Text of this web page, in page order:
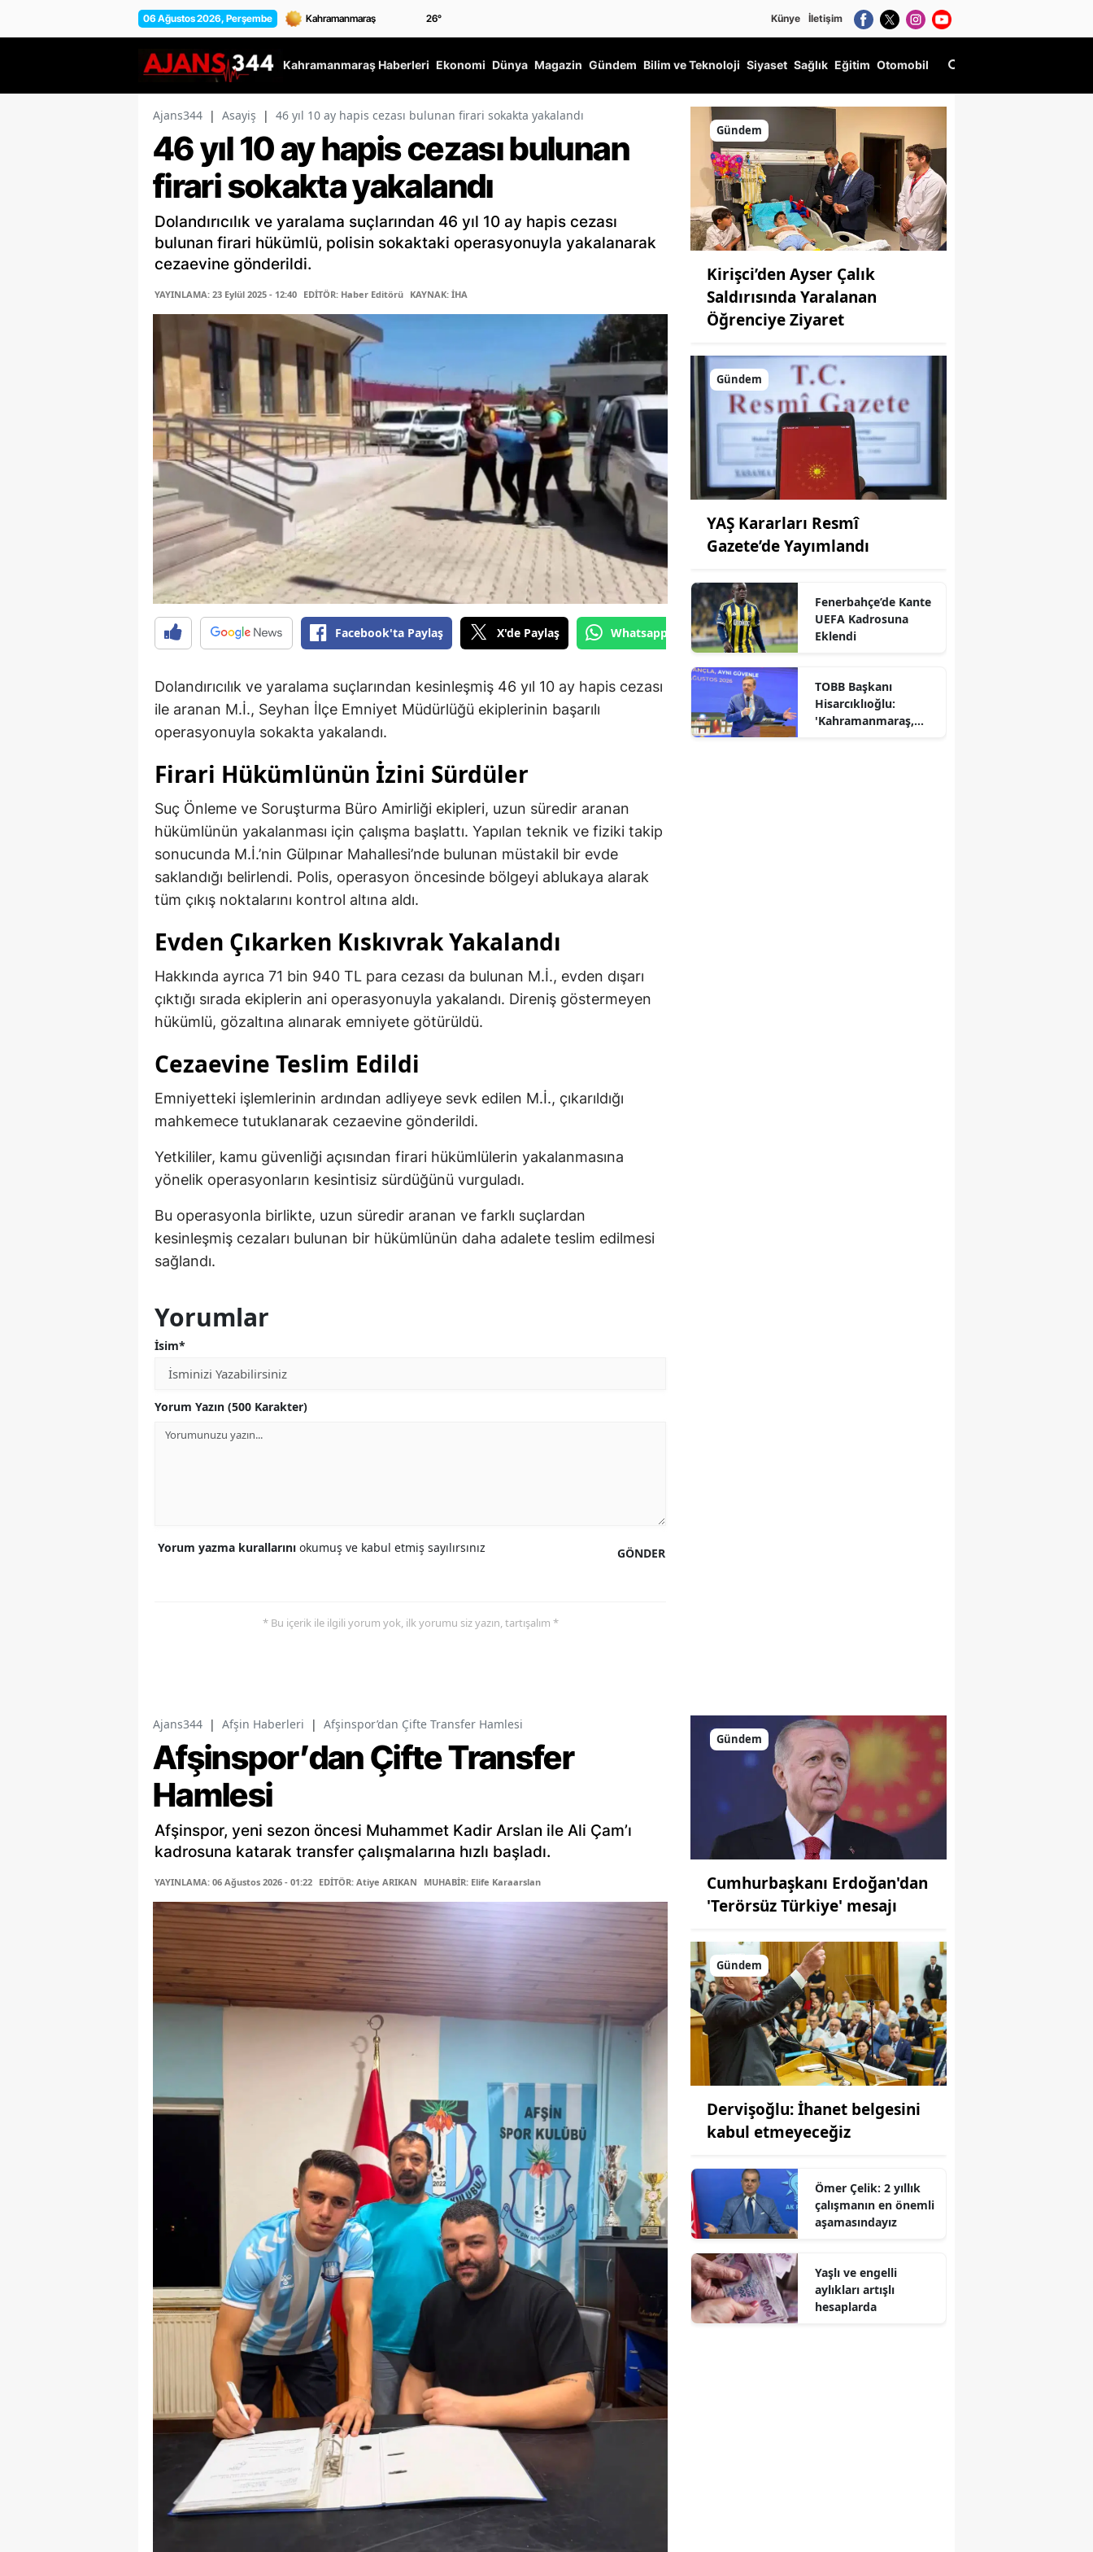
06 Ağustos 2026, Perşembe 26° Künye İletişim
Kahramanmaraş Haberleri Ekonomi Dünya Magazin Gündem Bilim ve Teknoloji Siyaset Sağlık Eğitim Otomobil
Ajans344 | Asayiş | 46 yıl 10 ay hapis cezası bulunan firari sokakta yakalandı
46 yıl 10 ay hapis cezası bulunan
firari sokakta yakalandı
Dolandırıcılık ve yaralama suçlarından 46 yıl 10 ay hapis cezası
bulunan firari hükümlü, polisin sokaktaki operasyonuyla yakalanarak
cezaevine gönderildi.
YAYINLAMA: 23 Eylül 2025 - 12:40 EDİTÖR: Haber Editörü KAYNAK: İHA
Facebook'ta Paylaş X'de Paylaş Whatsapp'tan Gönder
Dolandırıcılık ve yaralama suçlarından kesinleşmiş 46 yıl 10 ay hapis cezası
ile aranan M.İ., Seyhan İlçe Emniyet Müdürlüğü ekiplerinin başarılı
operasyonuyla sokakta yakalandı.
Firari Hükümlünün İzini Sürdüler
Suç Önleme ve Soruşturma Büro Amirliği ekipleri, uzun süredir aranan
hükümlünün yakalanması için çalışma başlattı. Yapılan teknik ve fiziki takip
sonucunda M.İ.’nin Gülpınar Mahallesi’nde bulunan müstakil bir evde
saklandığı belirlendi. Polis, operasyon öncesinde bölgeyi ablukaya alarak
tüm çıkış noktalarını kontrol altına aldı.
Evden Çıkarken Kıskıvrak Yakalandı
Hakkında ayrıca 71 bin 940 TL para cezası da bulunan M.İ., evden dışarı
çıktığı sırada ekiplerin ani operasyonuyla yakalandı. Direniş göstermeyen
hükümlü, gözaltına alınarak emniyete götürüldü.
Cezaevine Teslim Edildi
Emniyetteki işlemlerinin ardından adliyeye sevk edilen M.İ., çıkarıldığı
mahkemece tutuklanarak cezaevine gönderildi.
Yetkililer, kamu güvenliği açısından firari hükümlülerin yakalanmasına
yönelik operasyonların kesintisiz sürdüğünü vurguladı.
Bu operasyonla birlikte, uzun süredir aranan ve farklı suçlardan
kesinleşmiş cezaları bulunan bir hükümlünün daha adalete teslim edilmesi
sağlandı.
Yorumlar
İsim*
Yorum Yazın (500 Karakter)
GÖNDER
Yorum yazma kurallarını okumuş ve kabul etmiş sayılırsınız
* Bu içerik ile ilgili yorum yok, ilk yorumu siz yazın, tartışalım *
Gündem
Kirişci’den Ayser Çalık
Saldırısında Yaralanan
Öğrenciye Ziyaret
Gündem
YAŞ Kararları Resmî
Gazete’de Yayımlandı
Fenerbahçe’de Kante
UEFA Kadrosuna
Eklendi
TOBB Başkanı
Hisarcıklıoğlu:
'Kahramanmaraş,
Ajans344 | Afşin Haberleri | Afşinspor’dan Çifte Transfer Hamlesi
Afşinspor’dan Çifte Transfer
Hamlesi
Afşinspor, yeni sezon öncesi Muhammet Kadir Arslan ile Ali Çam’ı
kadrosuna katarak transfer çalışmalarına hızlı başladı.
YAYINLAMA: 06 Ağustos 2026 - 01:22 EDİTÖR: Atiye ARIKAN MUHABİR: Elife Karaarslan
Gündem
Cumhurbaşkanı Erdoğan'dan
'Terörsüz Türkiye' mesajı
Gündem
Dervişoğlu: İhanet belgesini
kabul etmeyeceğiz
Ömer Çelik: 2 yıllık
çalışmanın en önemli
aşamasındayız
Yaşlı ve engelli
aylıkları artışlı
hesaplarda